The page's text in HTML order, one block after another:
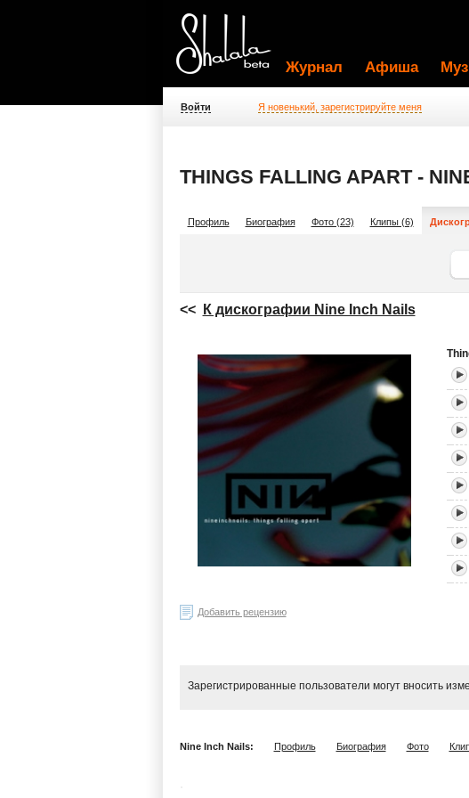
Журнал Афиша
Войти Я новенький, зарегистрируйте меня
THINGS FALLING APART -
Профиль Биография Фото (23) Клипы (6)
<< К дискографии Nine Inch Nails
Добавить рецензию
Зарегистрированные пользователи могут вносить
Nine Inch Nails: Профиль Биография Фото